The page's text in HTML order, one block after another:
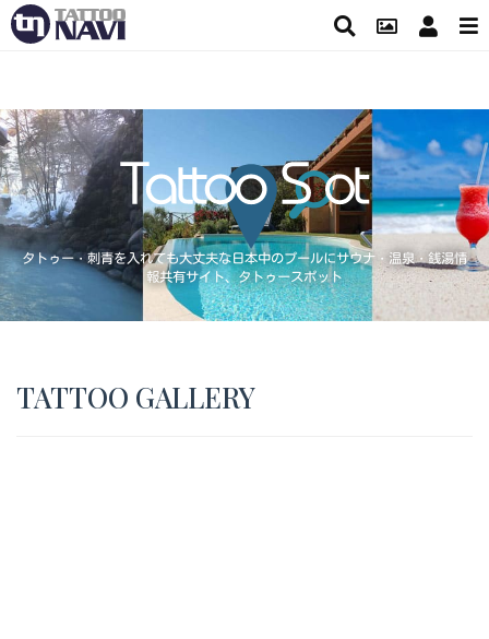
タトゥー・刺青を入れても大丈夫な日本中のプールにサウナ・温泉・銭湯情
報共有サイト、タトゥースポット
TATTOO GALLERY